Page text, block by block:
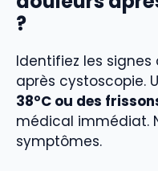
?
Identifiez les signes
après cystoscopie.
38°C ou des
médical immédiat.
symptômes.